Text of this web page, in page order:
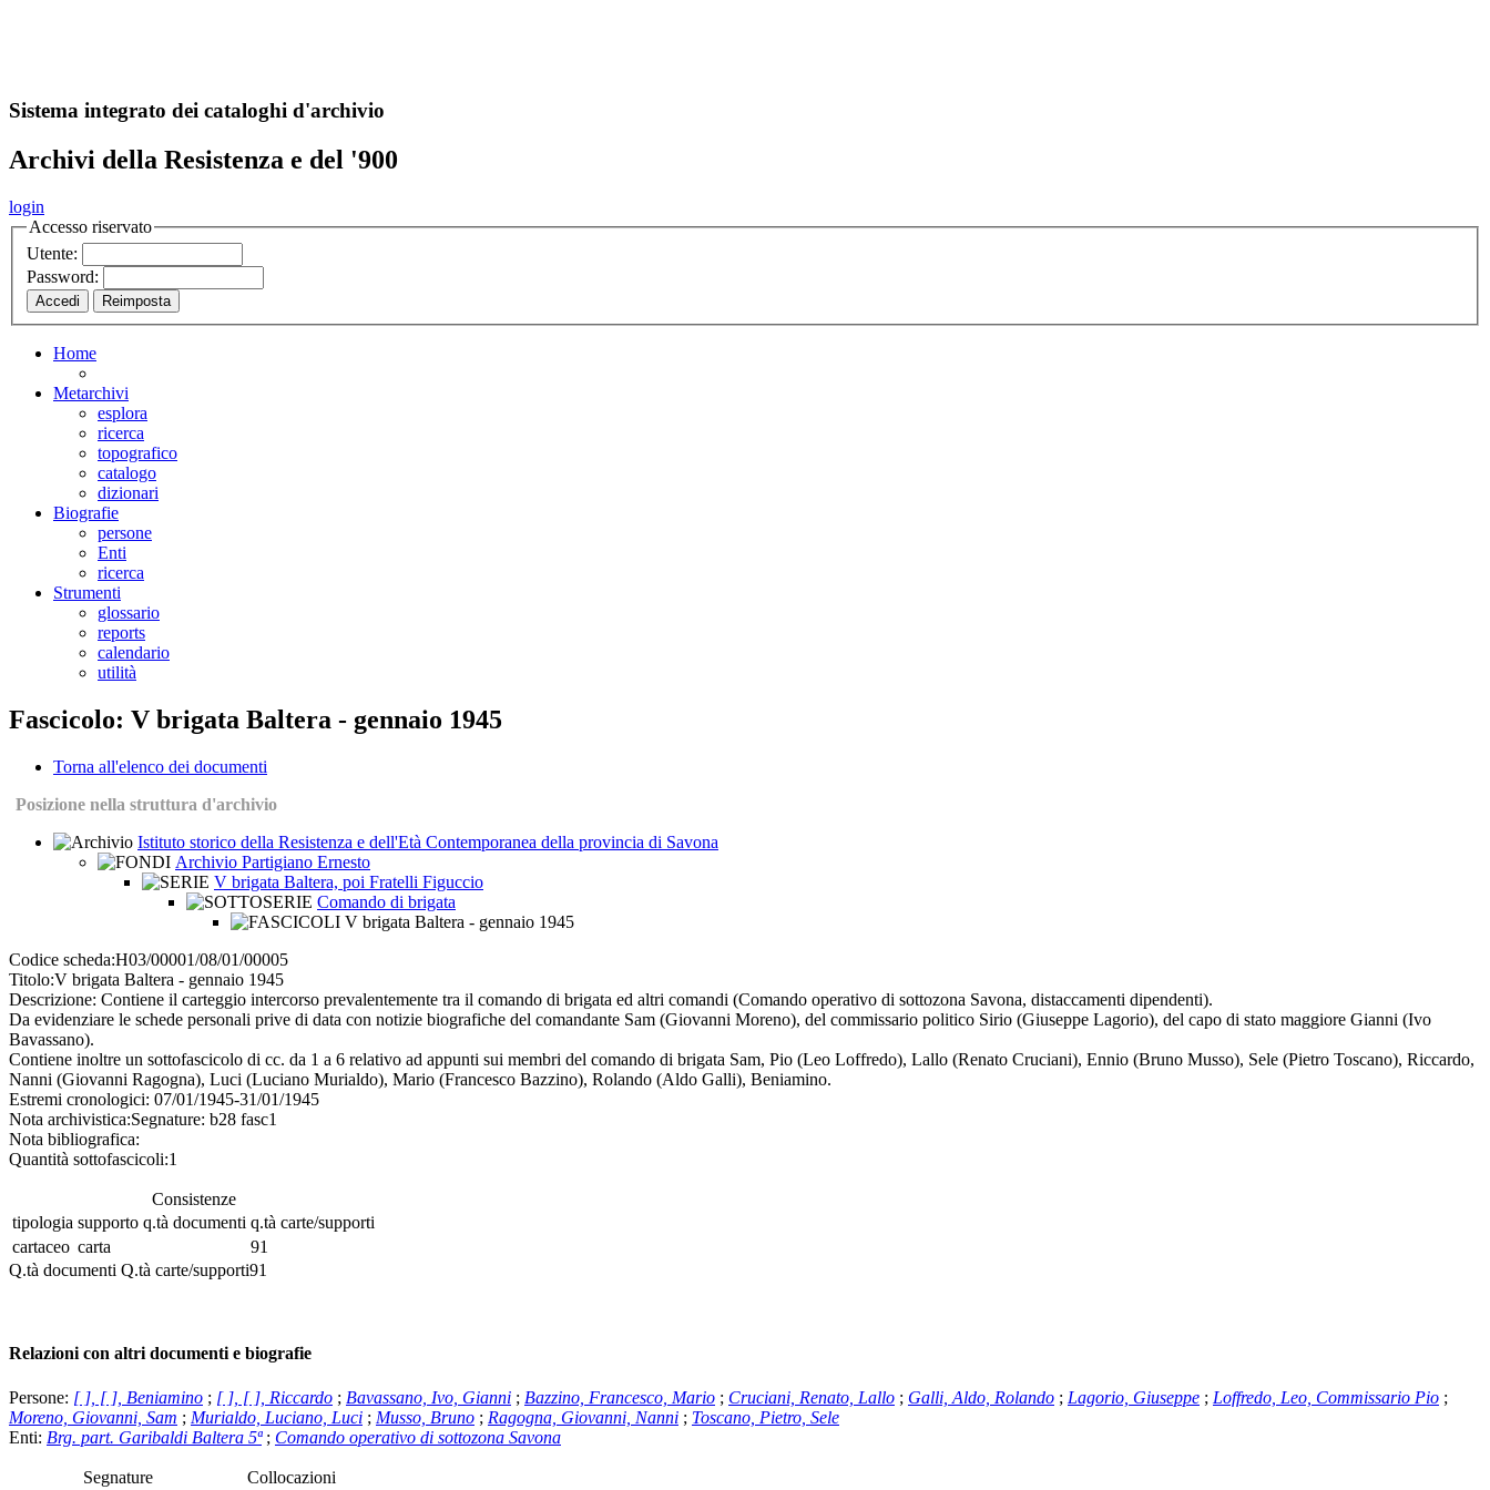
Sistema integrato dei cataloghi d'archivio
Archivi della Resistenza e del '900
login
Accesso riservato
Utente:
Password:
Home
Metarchivi
esplora
ricerca
topografico
catalogo
dizionari
Biografie
persone
Enti
ricerca
Strumenti
glossario
reports
calendario
utilità
Fascicolo: V brigata Baltera - gennaio 1945
Torna all'elenco dei documenti
Posizione nella struttura d'archivio
Istituto storico della Resistenza e dell'Età Contemporanea della provincia di Savona
Archivio Partigiano Ernesto
V brigata Baltera, poi Fratelli Figuccio
Comando di brigata
V brigata Baltera - gennaio 1945
Codice scheda:H03/00001/08/01/00005
Titolo:V brigata Baltera - gennaio 1945
Descrizione: Contiene il carteggio intercorso prevalentemente tra il comando di brigata ed altri comandi (Comando operativo di sottozona Savona, distaccamenti dipendenti).
Da evidenziare le schede personali prive di data con notizie biografiche del comandante Sam (Giovanni Moreno), del commissario politico Sirio (Giuseppe Lagorio), del capo di stato maggiore Gianni (Ivo
Bavassano).
Contiene inoltre un sottofascicolo di cc. da 1 a 6 relativo ad appunti sui membri del comando di brigata Sam, Pio (Leo Loffredo), Lallo (Renato Cruciani), Ennio (Bruno Musso), Sele (Pietro Toscano), Riccardo,
Nanni (Giovanni Ragogna), Luci (Luciano Murialdo), Mario (Francesco Bazzino), Rolando (Aldo Galli), Beniamino.
Estremi cronologici: 07/01/1945-31/01/1945
Nota archivistica:Segnature: b28 fasc1
Nota bibliografica:
Quantità sottofascicoli:1
Consistenze
tipologia supporto q.tà documenti q.tà carte/supporti
cartaceo carta
91
Q.tà documenti Q.tà carte/supporti91
Relazioni con altri documenti e biografie
Persone: [ ], [ ], Beniamino ; [ ], [ ], Riccardo ; Bavassano, Ivo, Gianni ; Bazzino, Francesco, Mario ; Cruciani, Renato, Lallo ; Galli, Aldo, Rolando ; Lagorio, Giuseppe ; Loffredo, Leo, Commissario Pio ;
Moreno, Giovanni, Sam ; Murialdo, Luciano, Luci ; Musso, Bruno ; Ragogna, Giovanni, Nanni ; Toscano, Pietro, Sele
Enti: Brg. part. Garibaldi Baltera 5ª; Comando operativo di sottozona Savona
Segnature Collocazioni